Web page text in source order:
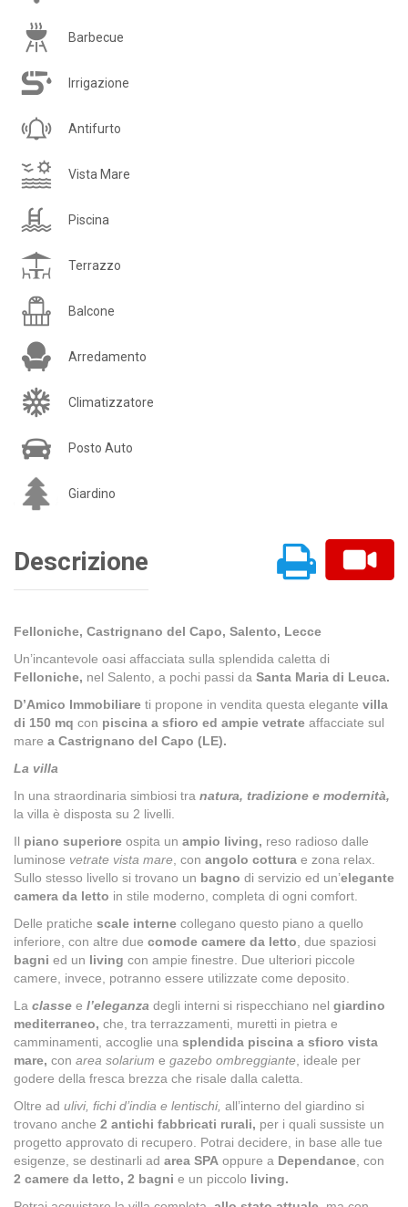
Barbecue
Irrigazione
Antifurto
Vista Mare
Piscina
Terrazzo
Balcone
Arredamento
Climatizzatore
Posto Auto
Giardino
Descrizione
Felloniche, Castrignano del Capo, Salento, Lecce
Un’incantevole oasi affacciata sulla splendida caletta di
Felloniche, nel Salento, a pochi passi da Santa Maria di Leuca.
D’Amico Immobiliare ti propone in vendita questa elegante villa
di 150 mq con piscina a sfioro ed ampie vetrate affacciate sul
mare a Castrignano del Capo (LE).
La villa
In una straordinaria simbiosi tra natura, tradizione e modernità,
la villa è disposta su 2 livelli.
Il piano superiore ospita un ampio living, reso radioso dalle
luminose vetrate vista mare , con angolo cottura e zona relax.
Sullo stesso livello si trovano un bagno di servizio ed un’elegante
camera da letto in stile moderno, completa di ogni comfort.
Delle pratiche scale interne collegano questo piano a quello
inferiore, con altre due comode camere da letto , due spaziosi
bagni ed un living con ampie finestre. Due ulteriori piccole
camere, invece, potranno essere utilizzate come deposito.
La classe e l’eleganza degli interni si rispecchiano nel giardino
mediterraneo, che, tra terrazzamenti, muretti in pietra e
camminamenti, accoglie una splendida piscina a sfioro vista
mare, con area solarium e gazebo ombreggiante , ideale per
godere della fresca brezza che risale dalla caletta.
Oltre ad ulivi, fichi d’india e lentischi, all’interno del giardino si
trovano anche 2 antichi fabbricati rurali, per i quali sussiste un
progetto approvato di recupero. Potrai decidere, in base alle tue
esigenze, se destinarli ad area SPA oppure a Dependance , con
2 camere da letto, 2 bagni e un piccolo living.